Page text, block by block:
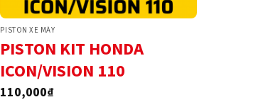
PISTON XE MÁY
PISTON KIT HONDA
ICON/VISION 110
110,000₫